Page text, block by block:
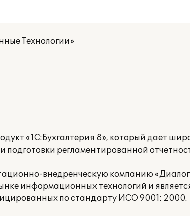
Технологии»
«1С:Бухгалтерия 8», который дает
подготовки регламентированной
внедренческую компанию
информационных технологий и
по стандарту ИСО 9001: 2000.